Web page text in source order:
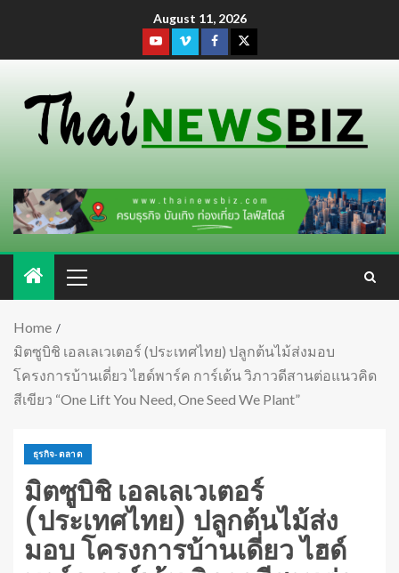
August 11, 2026
Home
มิตซูบิชิ เอลเลเวเตอร์ (ประเทศไทย) ปลูกต้นไม้ส่งมอบ
โครงการบ้านเดี่ยว ไฮด์พาร์ค การ์เด้น วิภาวดีสานต่อแนวคิด
สีเขียว “One Lift You Need, One Seed We Plant”
ธุรกิจ-ตลาด
มิตซูบิชิ เอลเลเวเตอร์
(ประเทศไทย) ปลูกต้นไม้ส่ง
มอบ โครงการบ้านเดี่ยว ไฮด์